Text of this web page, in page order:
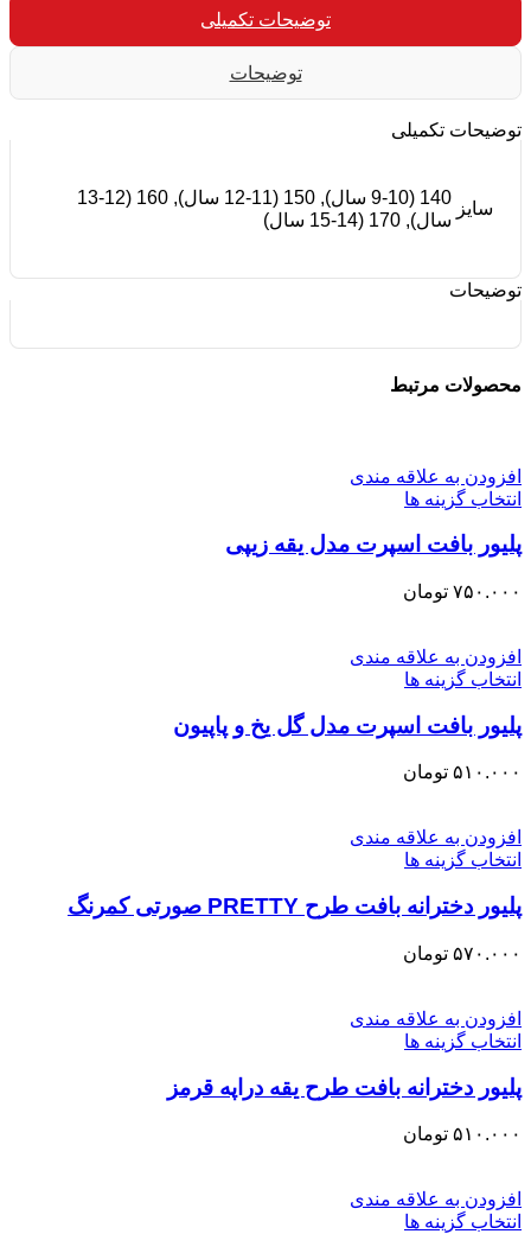
توضیحات تکمیلی
توضیحات
توضیحات تکمیلی
سایز
140 (9-10 سال), 150 (11-12 سال), 160 (12-13
سال), 170 (14-15 سال)
توضیحات
محصولات مرتبط
افزودن به علاقه مندی
انتخاب گزینه ها
پلیور بافت اسپرت مدل یقه زیپی
۷۵۰.۰۰۰ تومان
افزودن به علاقه مندی
انتخاب گزینه ها
پلیور بافت اسپرت مدل گل یخ و پاپیون
۵۱۰.۰۰۰ تومان
افزودن به علاقه مندی
انتخاب گزینه ها
پلیور دخترانه بافت طرح PRETTY صورتی کمرنگ
۵۷۰.۰۰۰ تومان
افزودن به علاقه مندی
انتخاب گزینه ها
پلیور دخترانه بافت طرح یقه دراپه قرمز
۵۱۰.۰۰۰ تومان
افزودن به علاقه مندی
انتخاب گزینه ها